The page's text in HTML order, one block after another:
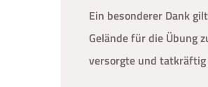
Ein besonderer Dank
Gelände für die Übung
versorgte und